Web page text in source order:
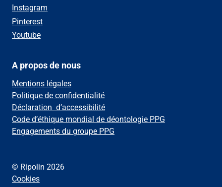
Instagram
Pinterest
Youtube
A propos de nous
Mentions légales
Politique de confidentialité
Déclaration d’accessibilité
Code d’éthique mondial de déontologie PPG
Engagements du groupe PPG
© Ripolin 2026
Cookies